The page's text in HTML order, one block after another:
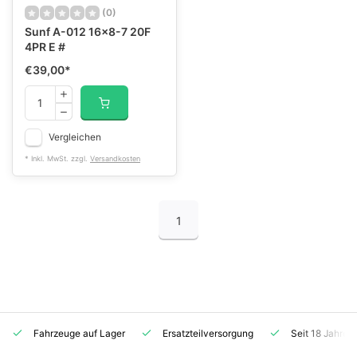
(0)
Sunf A-012 16x8-7 20F
4PR E #
€39,00*
Vergleichen
* Inkl. MwSt. zzgl. Versandkosten
1
Fahrzeuge auf Lager Ersatzteilversorgung Seit 18